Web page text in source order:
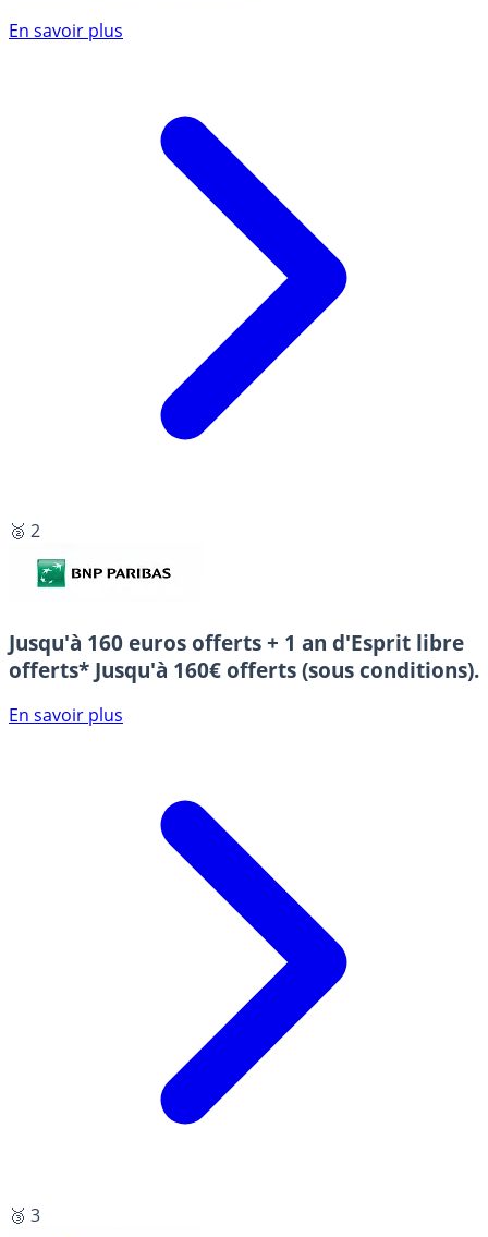
En savoir plus
🥈 2
Jusqu'à 160 euros offerts + 1 an d'Esprit libre
offerts* Jusqu'à 160€ offerts (sous conditions).
En savoir plus
🥉 3